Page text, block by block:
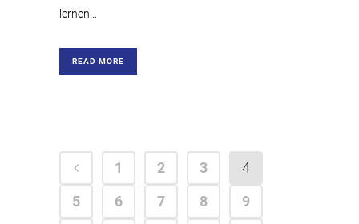
lernen...
READ MORE
1 2 3
4
5
6 7 8
9